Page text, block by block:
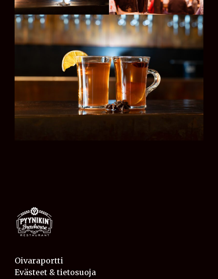
Oivaraportti
Evästeet & tietosuoja